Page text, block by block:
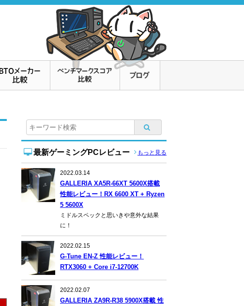
最新ゲーミングPCレビュー もっと見る
2022.03.14
GALLERIA XA5R-66XT 5600X搭載
性能レビュー！RX 6600 XT + Ryzen
5 5600X
ミドルスペックと思いきや意外な結果
に！
2022.02.15
G-Tune EN-Z 性能レビュー！
RTX3060 + Core i7-12700K
2022.02.07
GALLERIA ZA9R-R38 5900X搭載 性